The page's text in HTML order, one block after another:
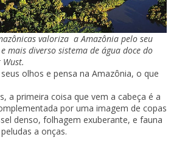
valoriza a Amazônia pelo seu
mais diverso sistema de água doce do
olhos e pensa na Amazônia, o que
a primeira coisa que vem a cabeça é a
por uma imagem de copas
denso, folhagem exuberante, e fauna
a onças.